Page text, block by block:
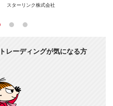
スターリンク株式会社
レーディングが気になる方